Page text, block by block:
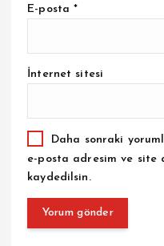
E-posta*
İnternet sitesi
Daha sonraki
e-posta adresim ve site
kaydedilsin.